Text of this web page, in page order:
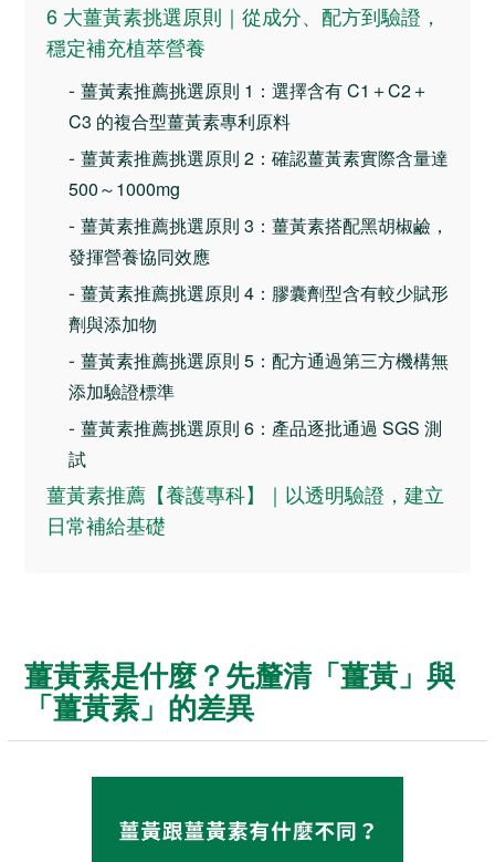
6 大薑黃素挑選原則｜從成分、配方到驗證，
穩定補充植萃營養
- 薑黃素推薦挑選原則 1：選擇含有 C1＋C2＋
C3 的複合型薑黃素專利原料
- 薑黃素推薦挑選原則 2：確認薑黃素實際含量達
500～1000mg
- 薑黃素推薦挑選原則 3：薑黃素搭配黑胡椒鹼，
發揮營養協同效應
- 薑黃素推薦挑選原則 4：膠囊劑型含有較少賦形
劑與添加物
- 薑黃素推薦挑選原則 5：配方通過第三方機構無
添加驗證標準
- 薑黃素推薦挑選原則 6：產品逐批通過 SGS 測
試
薑黃素推薦【養護專科】｜以透明驗證，建立
日常補給基礎
薑黃素是什麼？先釐清「薑黃」與
「薑黃素」的差異